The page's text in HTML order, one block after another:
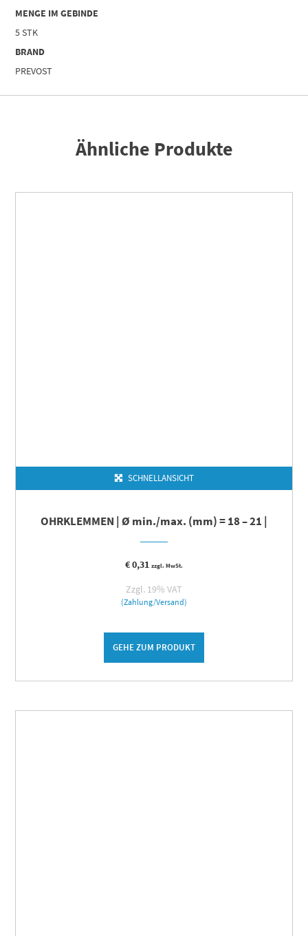
14
Menge
MENGE IM GEBINDE
5 STK
BRAND
PREVOST
Ähnliche Produkte
SCHNELLANSICHT
OHRKLEMMEN | Ø min./max. (mm) = 18 – 21 |
€0,31 zzgl. MwSt.
Zzgl. 19% VAT
(Zahlung/Versand)
GEHE ZUM PRODUKT